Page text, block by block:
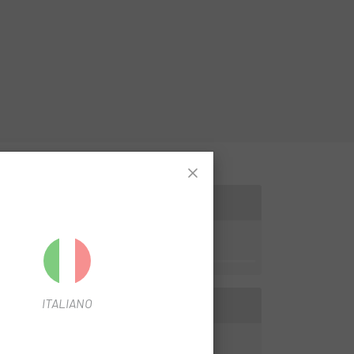
ITALIANO